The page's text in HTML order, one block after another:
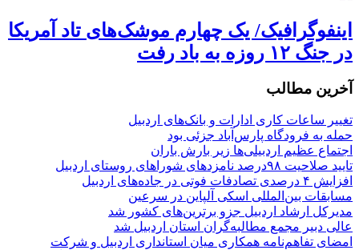
اینفوگرافیک/ یک چهارم موشک‌های تاد آمریکا
در جنگ ۱۲ روزه به باد رفت
آخرین مطالب
تغییر ساعات کاری ادارات و بانک‌های اردبیل
حمله به فرودگاه پارس‌‌آباد جزئی بود
اجتماع عظیم اردبیلی‌ها زیر بارش باران
تایید صلاحیت ۹۸درصد نامزدهای شوراهای روستای اردبیل
افزایش ۴ درصدی تصادفات فوتی در جاده‌های اردبیل
مسابقات بین‌المللی اسکی آلپاین در سرعین
مدیرکل ارشاد اردبیل جزو برترین‌های کشور شد
عالی دبیر مجمع مطالبه‌گران استان اردبیل شد
امضای تفاهم‌نامه همکاری میان استانداری اردبیل و شرکت